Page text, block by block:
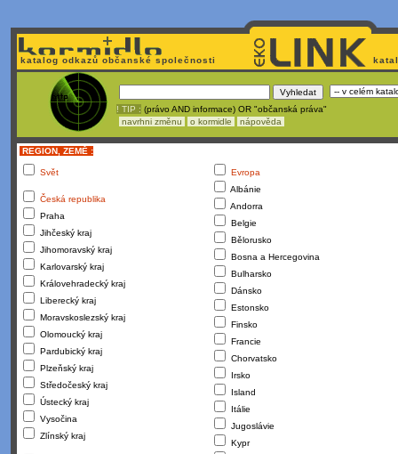
katalog odkazů občanské společnosti
! TIP : (právo AND informace) OR "občanská práva"
navrhni změnu
o kormidle nápověda
REGION, ZEMĚ :
Svět
Česká republika
Praha
Jihčeský kraj
Jihomoravský kraj
Karlovarský kraj
Královehradecký kraj
Liberecký kraj
Moravskoslezský kraj
Olomoucký kraj
Pardubický kraj
Plzeňský kraj
Středočeský kraj
Ústecký kraj
Vysočina
Zlínský kraj
Evropa
Albánie
Andorra
Belgie
Bělorusko
Bosna a Hercegovina
Bulharsko
Dánsko
Estonsko
Finsko
Francie
Chorvatsko
Irsko
Island
Itálie
Jugoslávie
Kypr